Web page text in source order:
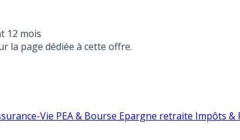
12 mois
la page dédiée à cette offre.
Vie PEA & Bourse Epargne retraite Impôts &